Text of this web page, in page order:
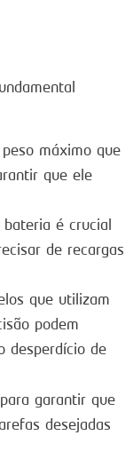
máximo que
que ele
é crucial
de recargas
que utilizam
podem
desperdício de
garantir que
desejadas